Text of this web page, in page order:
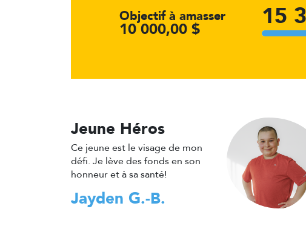
Objectif à amasser
10 000,00 $ 15
Jeune Héros
Ce jeune est le visage de mon
défi. Je lève des fonds en son
honneur et à sa santé!
Jayden G.-B.